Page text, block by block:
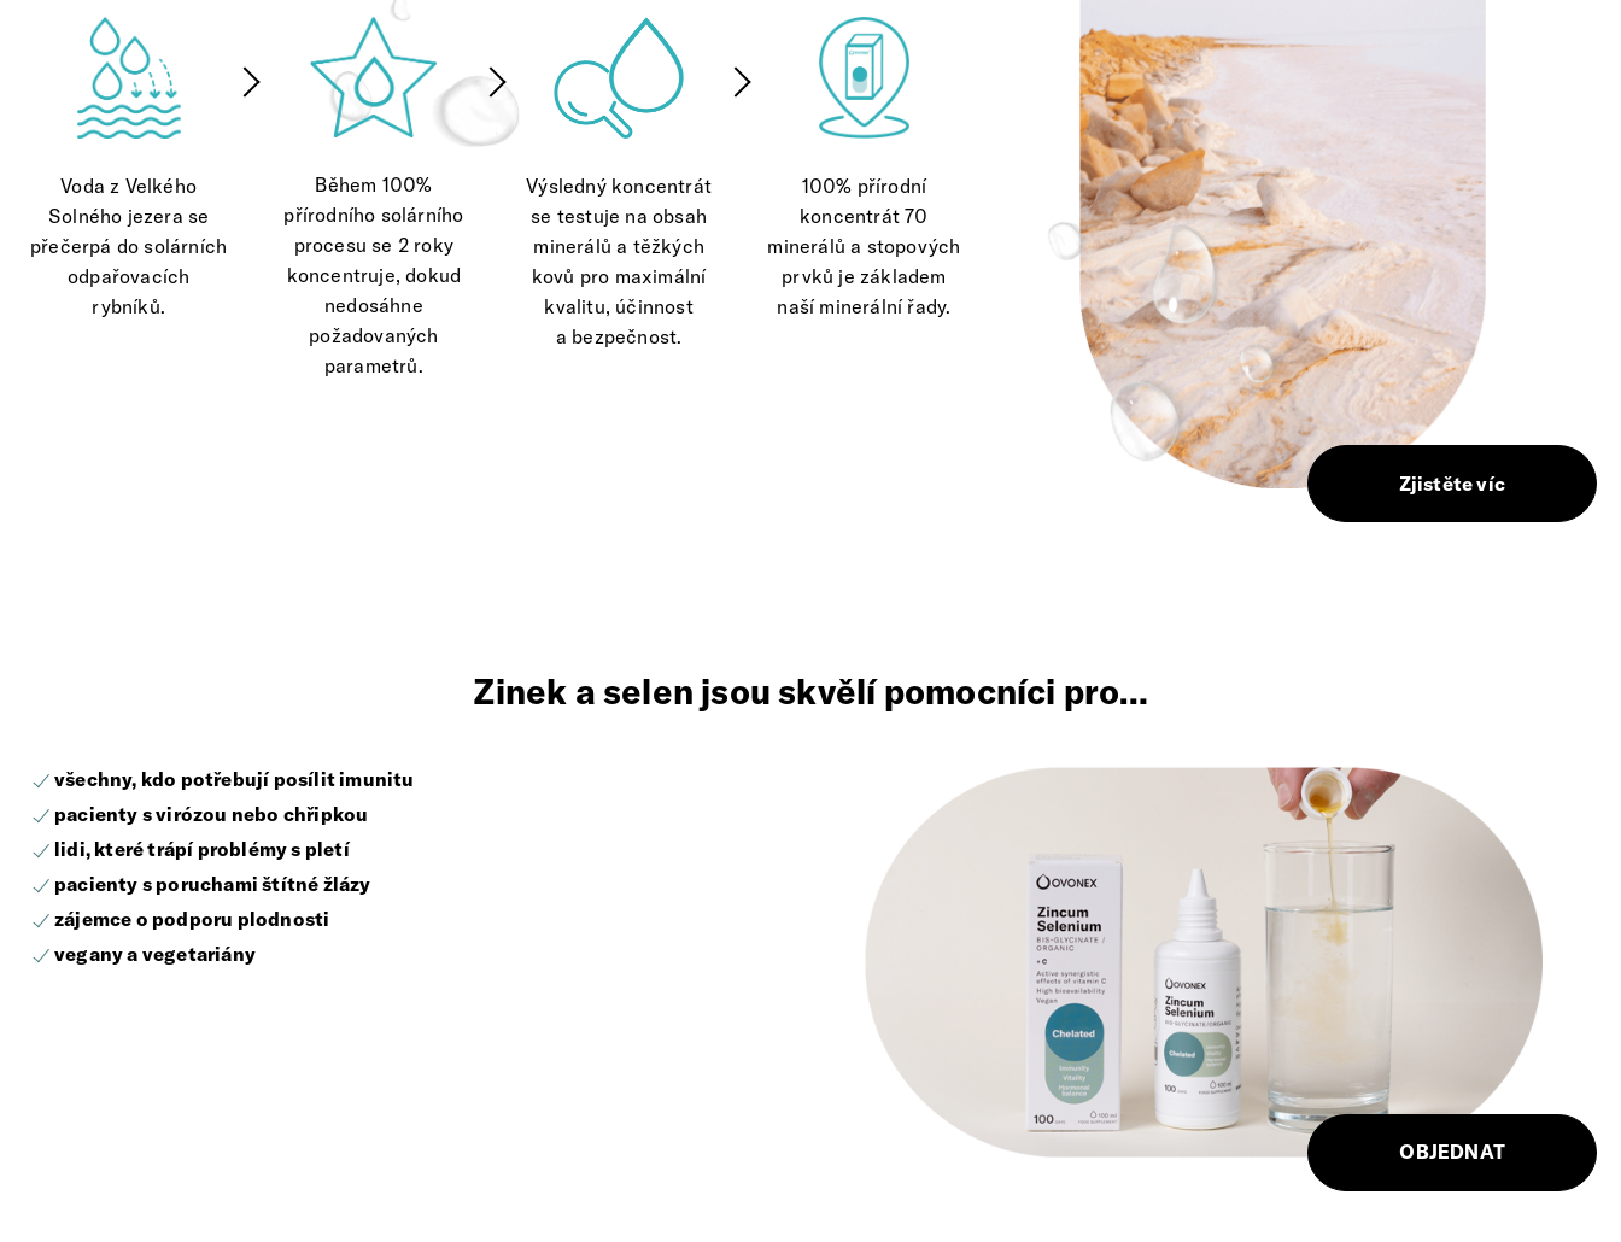
Voda z Velkého
Solného jezera se
přečerpá do solárních
odpařovacích
rybníků.
Během 100%
přírodního solárního
procesu se 2 roky
koncentruje, dokud
nedosáhne
požadovaných
parametrů.
Výsledný koncentrát
se testuje na obsah
minerálů a těžkých
kovů pro maximální
kvalitu, účinnost
a bezpečnost.
100% přírodní
koncentrát 70
minerálů a stopových
prvků je základem
naší minerální řady.
Zjistěte víc
Zinek a selen jsou skvělí pomocníci pro…
všechny, kdo potřebují posílit imunitu
pacienty s virózou nebo chřipkou
lidi, které trápí problémy s pletí
pacienty s poruchami štítné žlázy
zájemce o podporu plodnosti
vegany a vegetariány
OBJEDNAT